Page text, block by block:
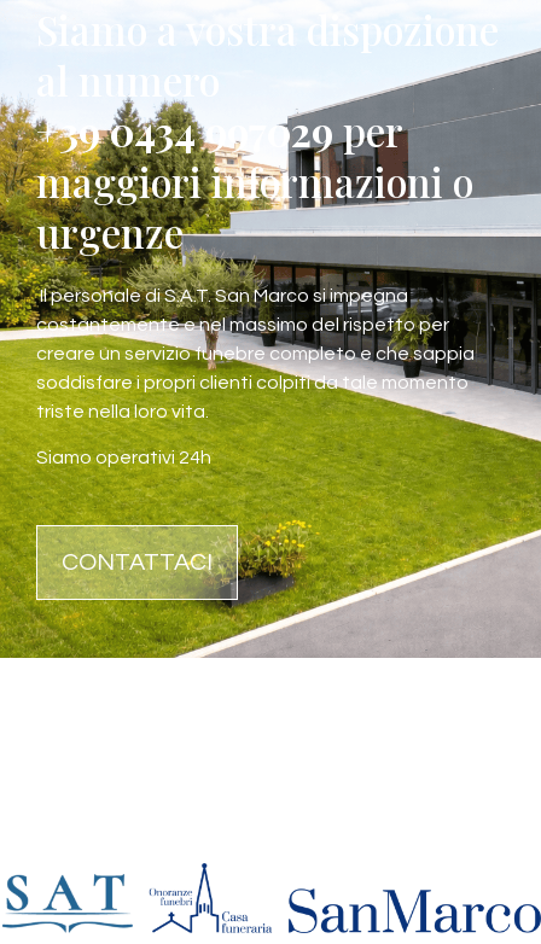
Siamo a vostra dispozione
al numero
+39 0434 997029per
maggiori informazioni o
urgenze
Il personale di S.A.T. San Marco si impegna
costantemente e nel massimo del rispetto per
creare un servizio funebre completo e che sappia
soddisfare i propri clienti colpiti da tale momento
triste nella loro vita.
Siamo operativi 24h
CONTATTACI